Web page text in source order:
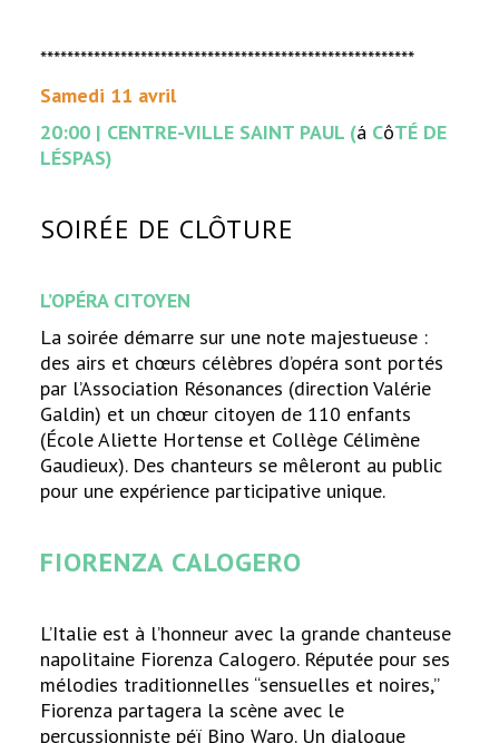
********************************************************
Samedi 11 avril
20:00 | CENTRE-VILLE SAINT PAUL (á CôTÉ DE
LÉSPAS)
SOIRÉE DE CLÔTURE
L’OPÉRA CITOYEN
La soirée démarre sur une note majestueuse :
des airs et chœurs célèbres d’opéra sont portés
par l’Association Résonances (direction Valérie
Galdin) et un chœur citoyen de 110 enfants
(École Aliette Hortense et Collège Célimène
Gaudieux). Des chanteurs se mêleront au public
pour une expérience participative unique.
FIORENZA CALOGERO
L’Italie est à l’honneur avec la grande chanteuse
napolitaine Fiorenza Calogero. Réputée pour ses
mélodies traditionnelles “sensuelles et noires,”
Fiorenza partagera la scène avec le
percussionniste péï Bino Waro. Un dialogue